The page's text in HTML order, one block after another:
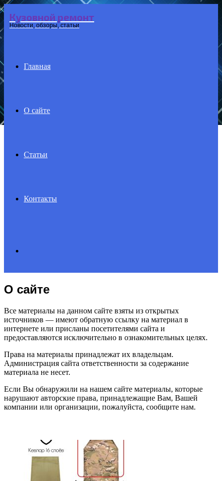
Menu
Кузовной ремонт
Новости, обзоры, статьи
Главная
О сайте
Статьи
Контакты
for
О сайте
Все материалы на данном сайте взяты из открытых
источников — имеют обратную ссылку на материал в
интернете или присланы посетителями сайта и
предоставляются исключительно в ознакомительных целях.
Права на материалы принадлежат их владельцам.
Администрация сайта ответственности за содержание
материала не несет.
Если Вы обнаружили на нашем сайте материалы, которые
нарушают авторские права, принадлежащие Вам, Вашей
компании или организации, пожалуйста, сообщите нам.